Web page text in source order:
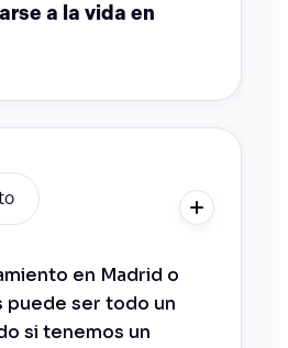
a la vida en
en Madrid o
puede ser todo un
si tenemos un